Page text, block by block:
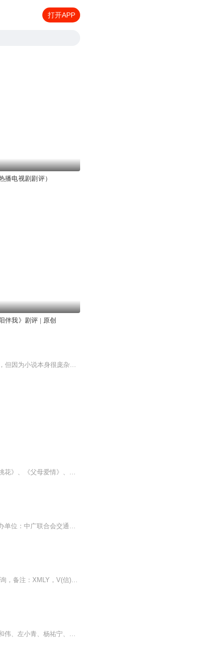
打开APP
播电视剧剧评）
伴我》剧评 | 原创
94央视版《三国演义》电视剧，是许多人的三国启蒙影视教材。虽然它拍得足够用心和精彩，但因为小说本身很庞杂，所以电视剧剧本做了许多改编，这些改编一度会让观众，认为就是小说的情节。接下来，我将一集一集解说，将电视剧和小说做一个对比赏析，让大家能够更充分得了解《三国演义》这部小说的魅力。
该系列全部为剧评，多为经典剧和热播剧，比如：《甄嬛传》、《知否》、《三生三世十里桃花》、《父母爱情》、《我的前半生》、《梦华录》等等
指导单位：中华全国新闻工作者协会、中国广播电影电视社会组织联合会、中国传媒大学主办单位：中广联合会交通宣传委员会、中广联合会广播剧微剧委员会、中国广播剧研究会、贵州广播电视台、浙江省广电学会承办单位：浙江交通之声、贵州交通广播、义乌市融媒体中心 协办单位：全国交通广播播出机构
本人有：张情三的付费文章合集（104篇）等等资料，比如，强者思维，帝王学，欢迎加V咨询，备注：XMLY，V(信)：Yongyuan89898989
剧情分析，电视剧评说。《上阳赋》是由侯咏、程源海执导，章子怡领衔主演，周一围、于和伟、左小青、杨祐宁、隋源、史可、刘端端、袁弘、赵雅芝、惠英红、郭家铭等联袂主演的古装历史剧 。该剧根据寐语者的小说《帝王业》改编，讲述了王儇与萧綦因为一场权...